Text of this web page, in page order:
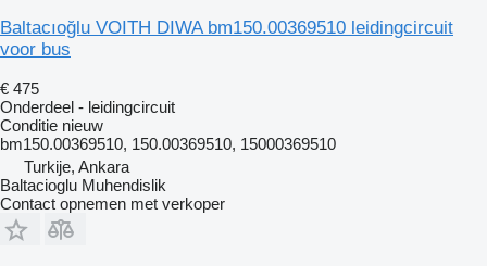
Baltacıoğlu VOITH DIWA bm150.00369510 leidingcircuit
voor bus
€ 475
Onderdeel - leidingcircuit
Conditie nieuw
bm150.00369510, 150.00369510, 15000369510
Turkije, Ankara
Baltacioglu Muhendislik
Contact opnemen met verkoper